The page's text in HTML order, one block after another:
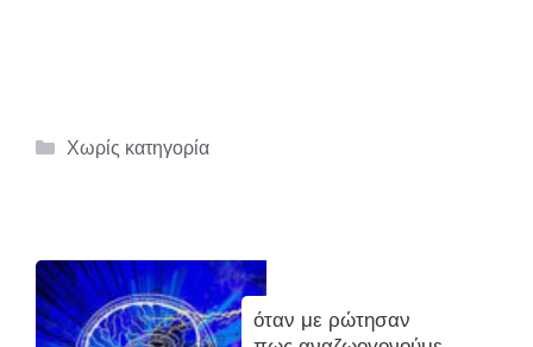
Κατηγορίες
Χωρίς κατηγορία
όταν με ρώτησαν